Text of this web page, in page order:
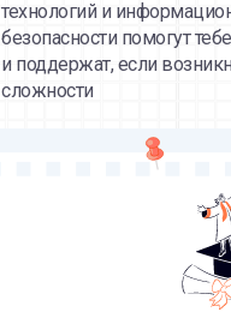
технологий и
безопасности помогут
и поддержат, если
сложности